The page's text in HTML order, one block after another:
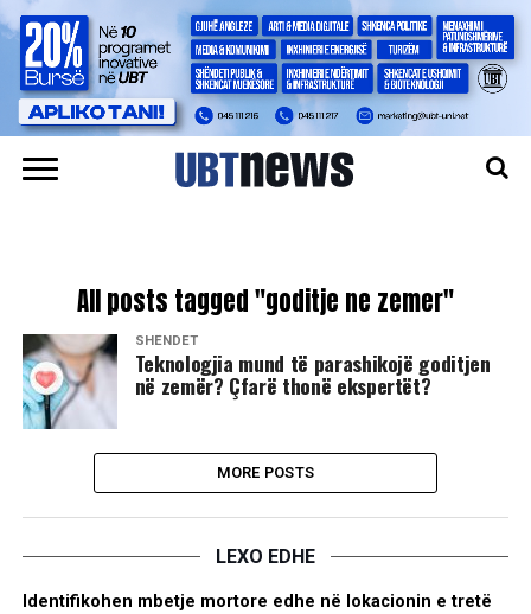
All posts tagged "goditje ne zemer"
SHËNDET
Teknologjia mund të parashikojë goditjen
në zemër? Çfarë thonë ekspertët?
MORE POSTS
LEXO EDHE
Identifikohen mbetje mortore edhe në lokacionin e tretë